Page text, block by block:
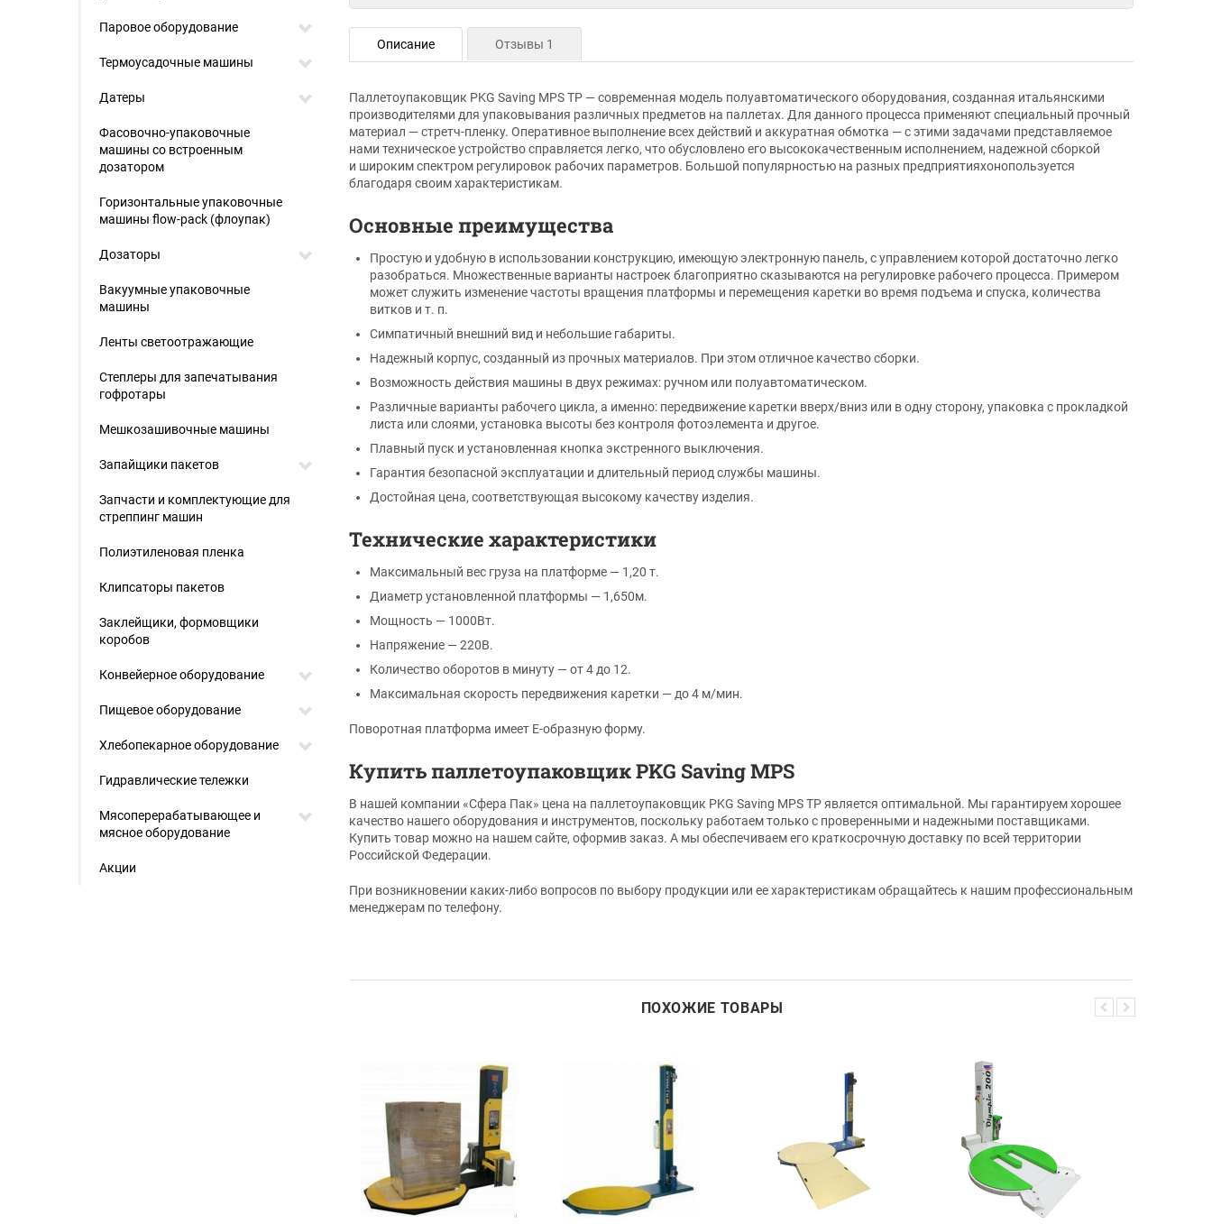
Описание Отзывы 1
Паллетоупаковщик PKG Saving MPS TP — современная модель полуавтоматического оборудования, созданная итальянскими
производителями для упаковывания различных предметов на паллетах. Для данного процесса применяют специальный прочный
материал — стретч-пленку. Оперативное выполнение всех действий и аккуратная обмотка — с этими задачами представляемое
нами техническое устройство справляется легко, что обусловлено его высококачественным исполнением, надежной сборкой
и широким спектром регулировок рабочих параметров. Большой популярностью на разных предприятияхонопользуется
благодаря своим характеристикам.
Основные преимущества
Простую и удобную в использовании конструкцию, имеющую электронную панель, с управлением которой достаточно легко
разобраться. Множественные варианты настроек благоприятно сказываются на регулировке рабочего процесса. Примером
может служить изменение частоты вращения платформы и перемещения каретки во время подъема и спуска, количества
витков и т. п.
Симпатичный внешний вид и небольшие габариты.
Надежный корпус, созданный из прочных материалов. При этом отличное качество сборки.
Возможность действия машины в двух режимах: ручном или полуавтоматическом.
Различные варианты рабочего цикла, а именно: передвижение каретки вверх/вниз или в одну сторону, упаковка с прокладкой
листа или слоями, установка высоты без контроля фотоэлемента и другое.
Плавный пуск и установленная кнопка экстренного выключения.
Гарантия безопасной эксплуатации и длительный период службы машины.
Достойная цена, соответствующая высокому качеству изделия.
Технические характеристики
Максимальный вес груза на платформе — 1,20 т.
Диаметр установленной платформы — 1,650м.
Мощность — 1000Вт.
Напряжение — 220В.
Количество оборотов в минуту — от 4 до 12.
Максимальная скорость передвижения каретки — до 4 м/мин.
Поворотная платформа имеет Е-образную форму.
Купить паллетоупаковщик PKG Saving MPS
В нашей компании «Сфера Пак» цена на паллетоупаковщик PKG Saving MPS TP является оптимальной. Мы гарантируем хорошее
качество нашего оборудования и инструментов, поскольку работаем только с проверенными и надежными поставщиками.
Купить товар можно на нашем сайте, оформив заказ. А мы обеспечиваем его краткосрочную доставку по всей территории
Российской Федерации.
При возникновении каких-либо вопросов по выбору продукции или ее характеристикам обращайтесь к нашим профессиональным
менеджерам по телефону.
ПОХОЖИЕ ТОВАРЫ
Паровое оборудование
Термоусадочные машины
Датеры
Фасовочно-упаковочные
машины со встроенным
дозатором
Горизонтальные упаковочные
машины flow-pack (флоупак)
Дозаторы
Вакуумные упаковочные
машины
Ленты светоотражающие
Степлеры для запечатывания
гофротары
Мешкозашивочные машины
Запайщики пакетов
Запчасти и комплектующие для
стреппинг машин
Полиэтиленовая пленка
Клипсаторы пакетов
Заклейщики, формовщики
коробов
Конвейерное оборудование
Пищевое оборудование
Хлебопекарное оборудование
Гидравлические тележки
Мясоперерабатывающее и
мясное оборудование
Акции